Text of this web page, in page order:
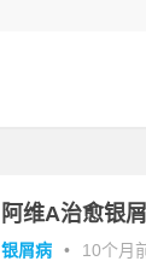
阿维A治愈银
银屑病 • 10个月